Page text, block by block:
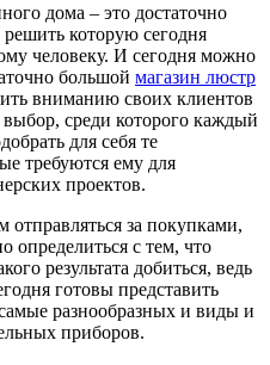
дома – это достаточно
решить которую сегодня
человеку. И сегодня можно
большой магазин люстр
вниманию своих клиентов
среди которого каждый
для себя те
требуются ему для
проектов.
отправляться за покупками,
определиться с тем, что
результата добиться, ведь
готовы представить
разнообразных и виды и
приборов.